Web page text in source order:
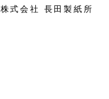
株式会社 長田製紙所